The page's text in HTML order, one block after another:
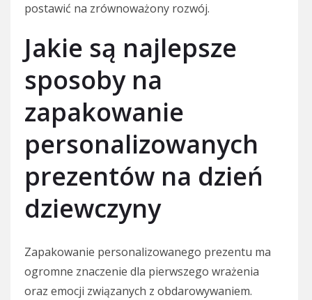
postawić na zrównoważony rozwój.
Jakie są najlepsze
sposoby na
zapakowanie
personalizowanych
prezentów na dzień
dziewczyny
Zapakowanie personalizowanego prezentu ma
ogromne znaczenie dla pierwszego wrażenia
oraz emocji związanych z obdarowywaniem.